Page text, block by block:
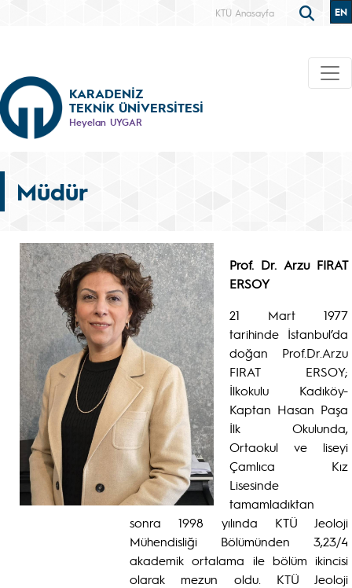
KTÜ Anasayfa EN
KARADENİZ
TEKNİK ÜNİVERSİTESİ
Heyelan UYGAR
Müdür
Prof. Dr. Arzu FIRAT
ERSOY
21 Mart 1977
tarihinde İstanbul’da
doğan Prof.Dr.Arzu
FIRAT ERSOY;
İlkokulu Kadıköy-
Kaptan Hasan Paşa
İlk Okulunda,
Ortaokul ve liseyi
Çamlıca Kız
Lisesinde
tamamladıktan
sonra 1998 yılında KTÜ Jeoloji
Mühendisliği Bölümünden 3,23/4
akademik ortalama ile bölüm ikincisi
olarak mezun oldu. KTÜ Jeoloji